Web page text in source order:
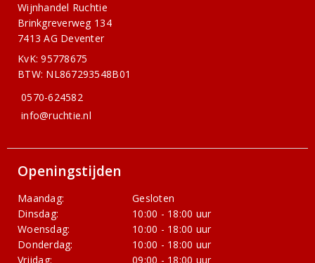
Wijnhandel Ruchtie
Brinkgreverweg 134
7413 AG Deventer
KvK: 95778675
BTW: NL867293548B01
0570-624582
info@ruchtie.nl
Openingstijden
Maandag:
Gesloten
Dinsdag:
10:00 - 18:00 uur
Woensdag:
10:00 - 18:00 uur
Donderdag:
10:00 - 18:00 uur
Vrijdag:
09:00 - 18:00 uur